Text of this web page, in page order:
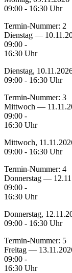
09:00 - 16:30 Uhr
Termin-Nummer: 2
Dienstag —
09:00 -
16:30 Uhr
Dienstag,
09:00 - 16:30 Uhr
Termin-Nummer: 3
Mittwoch —
09:00 -
16:30 Uhr
Mittwoch,
09:00 - 16:30 Uhr
Termin-Nummer: 4
Donnerstag —
09:00 -
16:30 Uhr
Donnerstag,
09:00 - 16:30 Uhr
Termin-Nummer: 5
Freitag —
09:00 -
16:30 Uhr